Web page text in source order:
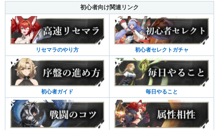
初心者向け関連リンク
リセマラのやり方 初心者セレクトガチャ
初心者ガイド 毎日やること